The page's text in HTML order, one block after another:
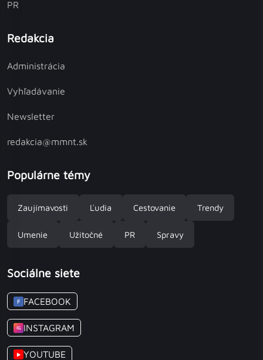
PR
Redakcia
Administrácia
Vyhľadávanie
Newsletter
redakcia@mmnt.sk
Populárne témy
Zaujímavosti Ľudia Cestovanie Trendy
Umenie Užitočné PR Spravy
Sociálne siete
F FACEBOOK
IG INSTAGRAM
▶ YOUTUBE